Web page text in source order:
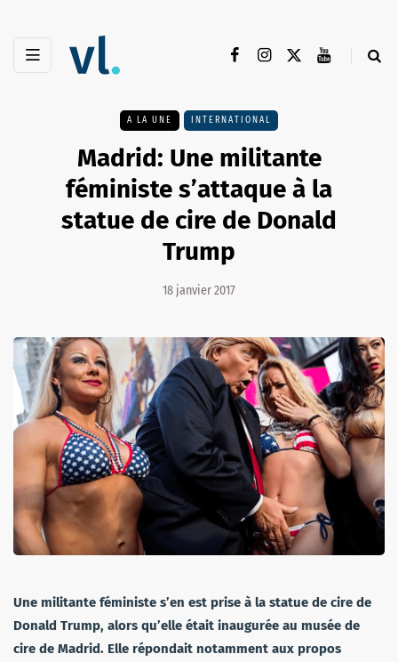
A LA UNE INTERNATIONAL
Madrid: Une militante
féministe s’attaque à la
statue de cire de Donald
Trump
18 janvier 2017
Une militante féministe s’en est prise à la statue de cire de
Donald Trump, alors qu’elle était inaugurée au musée de
cire de Madrid. Elle répondait notamment aux propos